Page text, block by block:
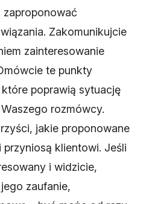
zaproponować
Zakomunikujcie
zainteresowanie
te punkty
poprawią sytuację
rozmówcy.
jakie proponowane
przyniosą klientowi. Jeśli
i widzicie,
zaufanie,